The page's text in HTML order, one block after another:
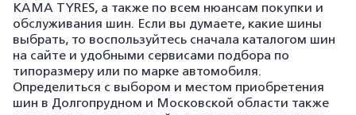
KAMA TYRES, а также по всем нюансам покупки и
обслуживания шин. Если вы думаете, какие шины
выбрать, то воспользуйтесь сначала каталогом шин
на сайте и удобными сервисами подбора по
типоразмеру или по марке автомобиля.
Определиться с выбором и местом приобретения
шин в Долгопрудном и Московской области также